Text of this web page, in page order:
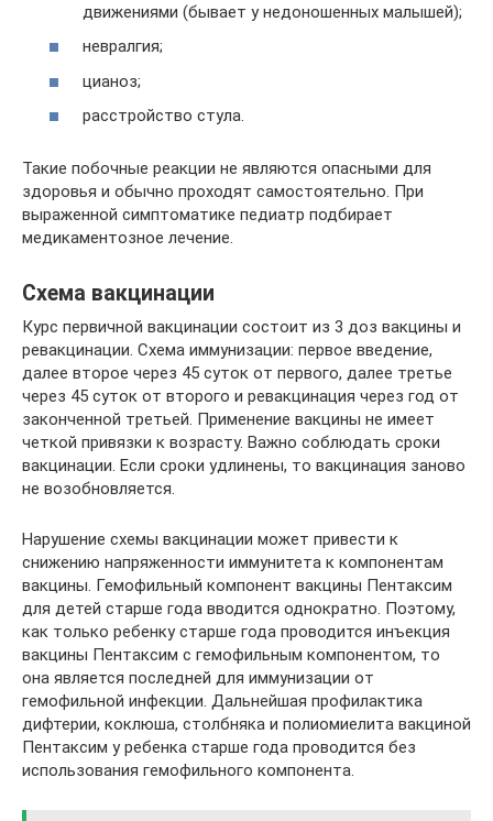
движениями (бывает у недоношенных малышей);
невралгия;
цианоз;
расстройство стула.
Такие побочные реакции не являются опасными для
здоровья и обычно проходят самостоятельно. При
выраженной симптоматике педиатр подбирает
медикаментозное лечение.
Схема вакцинации
Курс первичной вакцинации состоит из 3 доз вакцины и
ревакцинации. Схема иммунизации: первое введение,
далее второе через 45 суток от первого, далее третье
через 45 суток от второго и ревакцинация через год от
законченной третьей. Применение вакцины не имеет
четкой привязки к возрасту. Важно соблюдать сроки
вакцинации. Если сроки удлинены, то вакцинация заново
не возобновляется.
Нарушение схемы вакцинации может привести к
снижению напряженности иммунитета к компонентам
вакцины. Гемофильный компонент вакцины Пентаксим
для детей старше года вводится однократно. Поэтому,
как только ребенку старше года проводится инъекция
вакцины Пентаксим с гемофильным компонентом, то
она является последней для иммунизации от
гемофильной инфекции. Дальнейшая профилактика
дифтерии, коклюша, столбняка и полиомиелита вакциной
Пентаксим у ребенка старше года проводится без
использования гемофильного компонента.